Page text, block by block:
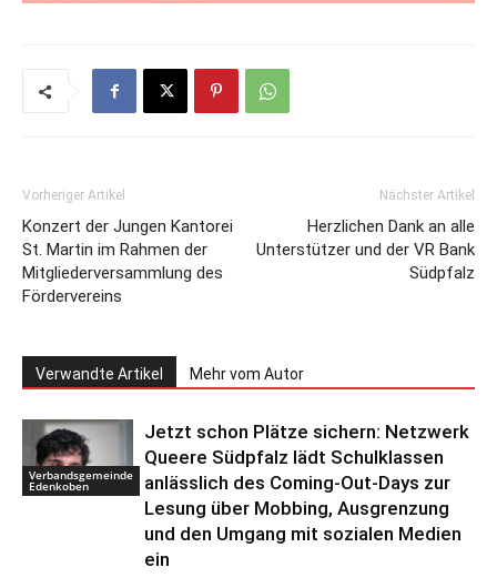
Vorheriger Artikel
Konzert der Jungen Kantorei
St. Martin im Rahmen der
Mitgliederversammlung des
Fördervereins
Nächster Artikel
Herzlichen Dank an alle
Unterstützer und der VR Bank
Südpfalz
Verwandte Artikel Mehr vom Autor
Verbandsgemeinde
Edenkoben
Jetzt schon Plätze sichern: Netzwerk
Queere Südpfalz lädt Schulklassen
anlässlich des Coming-Out-Days zur
Lesung über Mobbing, Ausgrenzung
und den Umgang mit sozialen Medien
ein